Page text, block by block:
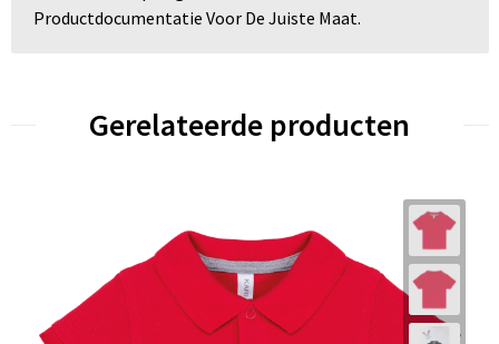
Productdocumentatie Voor De Juiste Maat.
Gerelateerde producten